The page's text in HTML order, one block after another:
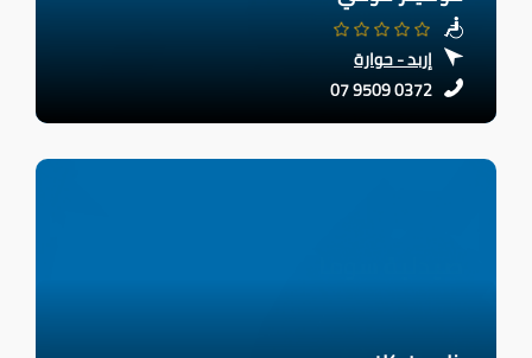
إربد - حوارة
07 9509 0372